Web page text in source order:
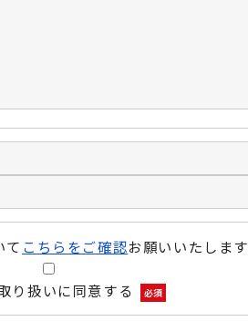
て こちらをご確認お願いいたしま
り扱いに同意する 必須